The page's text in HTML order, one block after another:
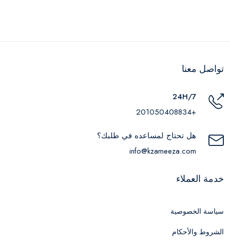
تواصل معنا
24H/7
+201050408834
هل تحتاج لمساعده في طلبك؟
info@kzameeza.com
خدمة العملاء
سياسة الخصوصية
الشروط والأحكام